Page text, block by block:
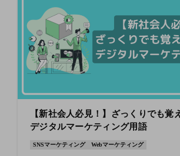
【新社会人必見！】ざっくりでも覚
デジタルマーケティング用語
SNSマーケティング Webマーケティング